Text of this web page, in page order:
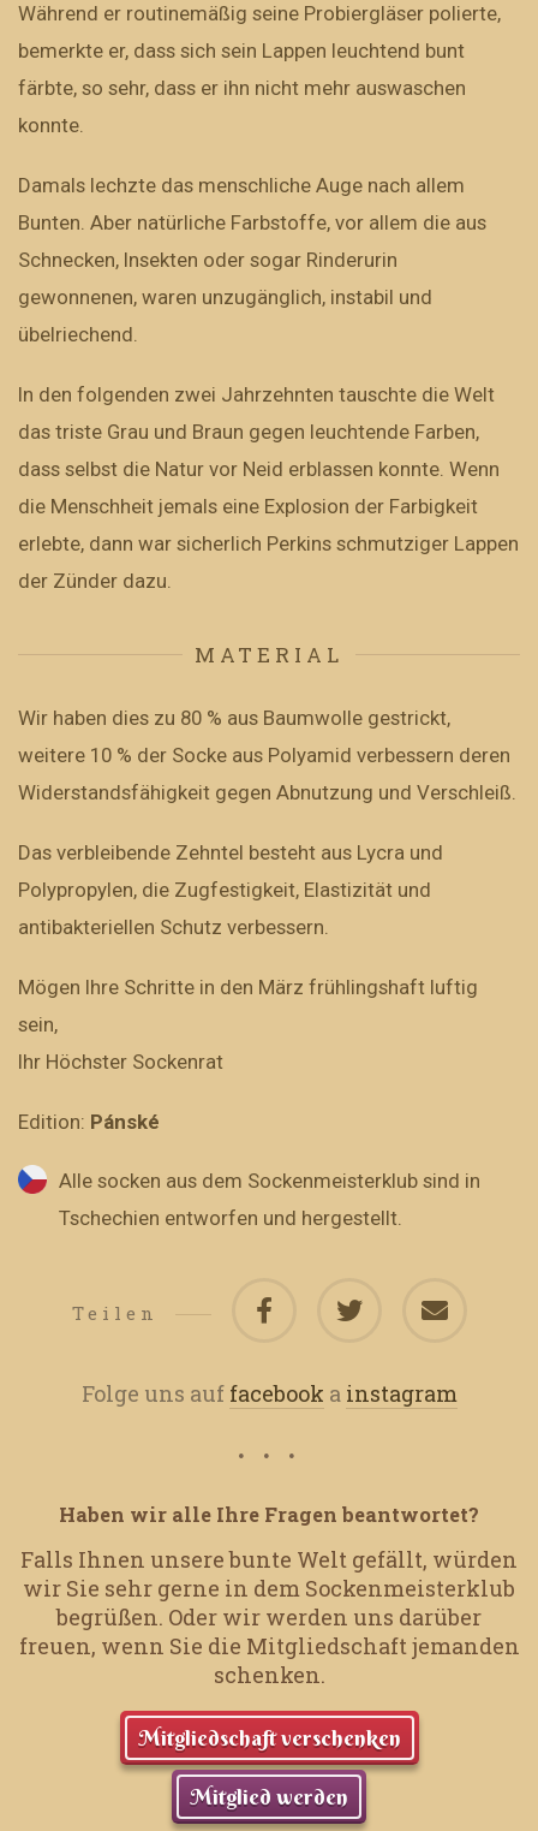
Während er routinemäßig seine Probiergläser polierte,
bemerkte er, dass sich sein Lappen leuchtend bunt
färbte, so sehr, dass er ihn nicht mehr auswaschen
konnte.
Damals lechzte das menschliche Auge nach allem
Bunten. Aber natürliche Farbstoffe, vor allem die aus
Schnecken, Insekten oder sogar Rinderurin
gewonnenen, waren unzugänglich, instabil und
übelriechend.
In den folgenden zwei Jahrzehnten tauschte die Welt
das triste Grau und Braun gegen leuchtende Farben,
dass selbst die Natur vor Neid erblassen konnte. Wenn
die Menschheit jemals eine Explosion der Farbigkeit
erlebte, dann war sicherlich Perkins schmutziger Lappen
der Zünder dazu.
MATERIAL
Wir haben dies zu 80 % aus Baumwolle gestrickt,
weitere 10 % der Socke aus Polyamid verbessern deren
Widerstandsfähigkeit gegen Abnutzung und Verschleiß.
Das verbleibende Zehntel besteht aus Lycra und
Polypropylen, die Zugfestigkeit, Elastizität und
antibakteriellen Schutz verbessern.
Mögen Ihre Schritte in den März frühlingshaft luftig
sein,
Ihr Höchster Sockenrat
Edition: Pánské
Alle socken aus dem Sockenmeisterklub sind in
Tschechien entworfen und hergestellt.
Teilen
Folge uns auf facebook a instagram
Haben wir alle Ihre Fragen beantwortet?
Falls Ihnen unsere bunte Welt gefällt, würden
wir Sie sehr gerne in dem Sockenmeisterklub
begrüßen. Oder wir werden uns darüber
freuen, wenn Sie die Mitgliedschaft jemanden
schenken.
Mitgliedschaft verschenken
Mitglied werden